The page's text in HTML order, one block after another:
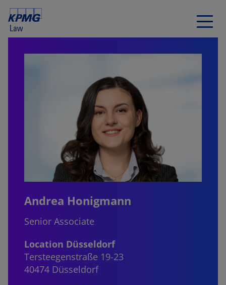
Andrea Honigmann
Senior Associate
Location Düsseldorf
Tersteegenstraße 19-23
40474 Düsseldorf